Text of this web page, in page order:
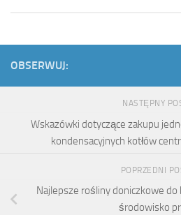
OBSERWUJ:
NASTĘPNY
Wskazówki dotyczące zakupu
kondensacyjnych kotłów
POPRZEDNI
Najlepsze rośliny doniczkowe do
środowisko